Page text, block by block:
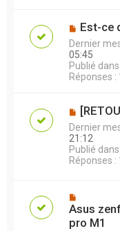
Est-ce
Dernier
05:45
Publié dans
Réponses :
Dernier
21:12
Publié dans
Réponses :
Asus
pro M1